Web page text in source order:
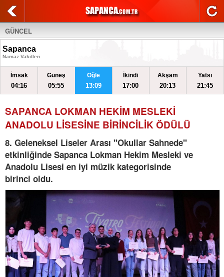
GÜNCEL
Sapanca
Namaz Vakitleri
İmsak
04:16
Güneş
05:55
Öğle
13:09
İkindi
17:00
Akşam
20:13
Yatsı
21:45
SAPANCA LOKMAN HEKİM MESLEKİ
ANADOLU LİSESİNE BİRİNCİLİK ÖDÜLÜ
8. Geleneksel Liseler Arası ''Okullar Sahnede''
etkinliğinde Sapanca Lokman Hekim Mesleki ve
Anadolu Lisesi en iyi müzik kategorisinde
birinci oldu.